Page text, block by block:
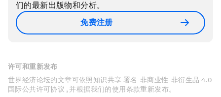
们的最新出版物和分析。
免费注册
许可和重新发布
世界经济论坛的文章可依照知识共享 署名-非商业性-非衍生品 4.0
国际公共许可协议 , 并根据我们的使用条款重新发布。